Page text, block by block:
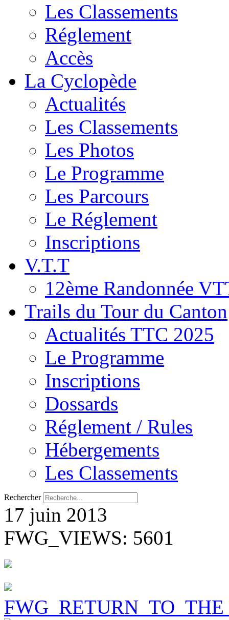
Les Classements
Réglement
Accès
La Cyclopède
Actualités
Les Classements
Les Photos
Le Programme
Les Parcours
Le Réglement
Inscriptions
V.T.T
12ème Randonnée
Trails du Tour du Canton
Actualités TTC 2025
Le Programme
Inscriptions
Dossards
Réglement / Rules
Hébergements
Les Classements
Rechercher
17 juin 2013
FWG_VIEWS: 5601